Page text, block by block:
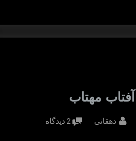
مهتاب
By
دهقانی 2 دیدگاه